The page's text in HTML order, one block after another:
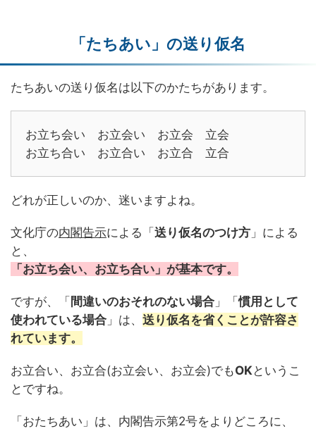
「たちあい」の送り仮名
たちあいの送り仮名は以下のかたちがあります。
お立ち会い お立会い お立会 立会
お立ち合い お立合い お立合 立合
どれが正しいのか、迷いますよね。
文化庁の内閣告示による「送り仮名のつけ方 」による
と、
「お立ち会い、 お立ち合い 」が基本です。
ですが、「 間違いのおそれのない場合 」「慣用として
使われている場合 」は、 送り仮名を省くことが許容さ
れています。
お立合い、お立合(お立会い、お立会)でもOK というこ
とですね。
「おたちあい」は、内閣告示第2号をよりどころに、